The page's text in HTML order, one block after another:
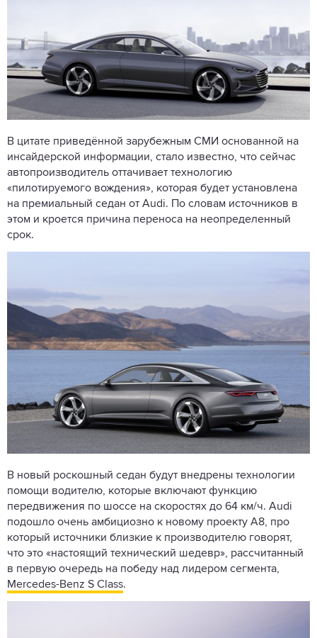
В цитате приведённой зарубежным СМИ основанной на
инсайдерской информации, стало известно, что сейчас
автопроизводитель оттачивает технологию
«пилотируемого вождения», которая будет установлена
на премиальный седан от Audi. По словам источников в
этом и кроется причина переноса на неопределенный
срок.
В новый роскошный седан будут внедрены технологии
помощи водителю, которые включают функцию
передвижения по шоссе на скоростях до 64 км/ч. Audi
подошло очень амбициозно к новому проекту A8, про
который источники близкие к производителю говорят,
что это «настоящий технический шедевр», рассчитанный
в первую очередь на победу над лидером сегмента,
Mercedes-Benz S Class.